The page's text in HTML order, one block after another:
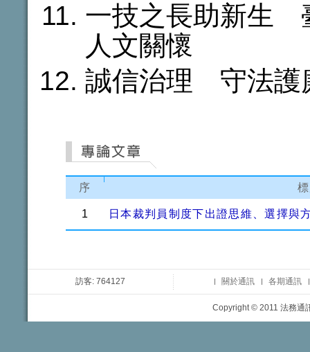
一技之長助新生
人文關懷
誠信治理 守法護
序
1 日本裁判員制度下出證思維、選擇與
訪客: 764127 關於通訊 各期通訊
Copyright © 2011 法務